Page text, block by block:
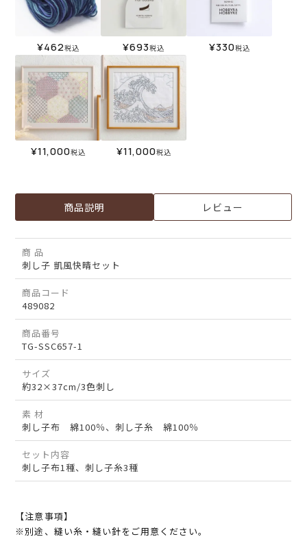
¥462税込 ¥693税込 ¥330税込
¥11,000税込 ¥11,000税込
商品説明 レビュー
商 品
刺し子 凱風快晴セット
商品コード
489082
商品番号
TG-SSC657-1
サイズ
約32×37cm/3色刺し
素 材
刺し子布 綿100％、刺し子糸 綿100％
セット内容
刺し子布1種、刺し子糸3種
【注意事項】
※別途、縫い糸・縫い針をご用意ください。